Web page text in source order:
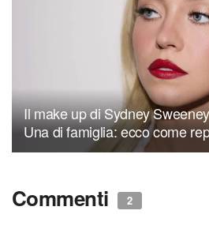
Il make up di Sydney
Una di famiglia: ecco come
Commenti 2